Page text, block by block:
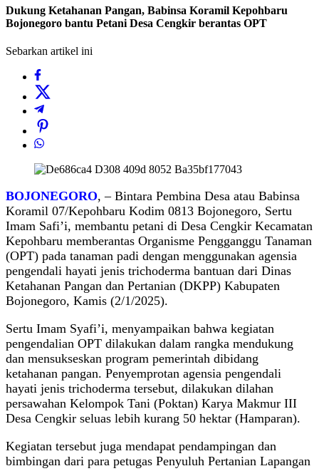
Dukung Ketahanan Pangan, Babinsa Koramil Kepohbaru
Bojonegoro bantu Petani Desa Cengkir berantas OPT
Sebarkan artikel ini
BOJONEGORO, – Bintara Pembina Desa atau Babinsa
Koramil 07/Kepohbaru Kodim 0813 Bojonegoro, Sertu
Imam Safi’i, membantu petani di Desa Cengkir Kecamatan
Kepohbaru memberantas Organisme Pengganggu Tanaman
(OPT) pada tanaman padi dengan menggunakan agensia
pengendali hayati jenis trichoderma bantuan dari Dinas
Ketahanan Pangan dan Pertanian (DKPP) Kabupaten
Bojonegoro, Kamis (2/1/2025).
Sertu Imam Syafi’i, menyampaikan bahwa kegiatan
pengendalian OPT dilakukan dalam rangka mendukung
dan mensukseskan program pemerintah dibidang
ketahanan pangan. Penyemprotan agensia pengendali
hayati jenis trichoderma tersebut, dilakukan dilahan
persawahan Kelompok Tani (Poktan) Karya Makmur III
Desa Cengkir seluas lebih kurang 50 hektar (Hamparan).
Kegiatan tersebut juga mendapat pendampingan dan
bimbingan dari para petugas Penyuluh Pertanian Lapangan